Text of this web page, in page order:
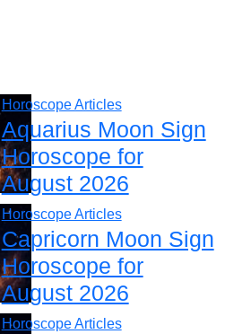
Horoscope Articles
Aquarius Moon Sign
Horoscope for
August 2026
Horoscope Articles
Capricorn Moon Sign
Horoscope for
August 2026
Horoscope Articles